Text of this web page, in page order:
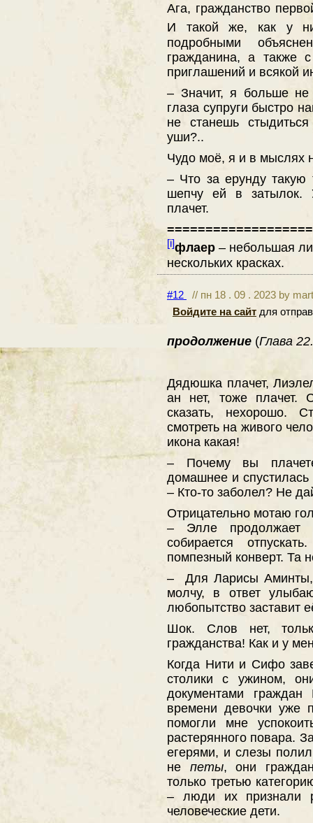
Ага, гражданство
И такой же, как у
подробными
гражданина, а также
приглашений и всякой
– Значит, я больше не
глаза супруги быстро
не станешь
уши?..
Чудо моё, я и в мыслях
– Что за ерунду
шепчу ей в затылок.
плачет.
[i]флаер – небольшая
нескольких красках.
#12
// пн 18 . 09 . 2023 by
Войдите на сайт для
продолжение (Глава
Дядюшка плачет,
ан нет, тоже плачет.
сказать, нехорошо.
смотреть на живого
икона какая!
– Почему вы
домашнее и
– Кто-то заболел? Не
Отрицательно мотаю
– Элле продолжает
собирается
помпезный конверт. Та
– Для Ларисы
молчу, в ответ
любопытство заставит
Шок. Слов нет,
гражданства! Как и у
Когда Нити и Сифо
столики с ужином,
документами граждан
времени девочки уже
помогли мне
растерянного повара.
егерями, и слезы
не петы, они
только третью
– люди их признали
человеческие дети.